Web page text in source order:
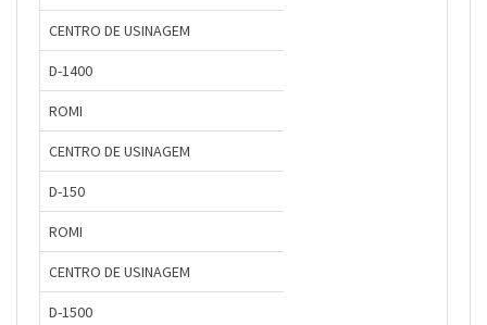
CENTRO DE USINAGEM
D-1400
ROMI
CENTRO DE USINAGEM
D-150
ROMI
CENTRO DE USINAGEM
D-1500